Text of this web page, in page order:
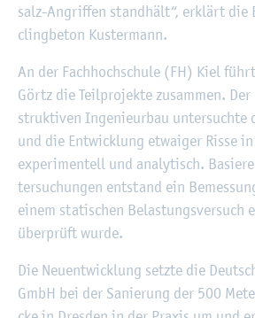
salz-An­grif­fen stand­hält“, er­klärt die
cling­be­ton Kus­ter­mann.
An der Fach­hoch­schu­le (FH) Kiel
Görtz die Teil­pro­jek­te zu­sam­men.
struk­ti­ven In­ge­nieur­bau un­ter­such­te
und die Ent­wick­lung et­wai­ger Risse
ex­pe­ri­men­tell und ana­ly­tisch.
ter­su­chun­gen ent­stand ein
einem sta­ti­schen Be­las­tungs­ver­such
über­prüft wurde.
Die Neu­ent­wick­lung setz­te die
GmbH bei der Sa­nie­rung der 500